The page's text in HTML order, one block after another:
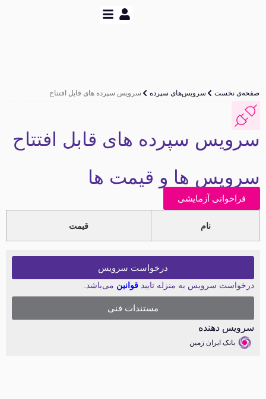
نخست سرویس‌های سپرده سرویس سپرده های قابل افتتاح
سپرده های قابل افتتاح
ها و قیمت ها
فراخوانی آزمایشی
قیمت
درخواست سرویس
درخواست سرویس به منزله تاییدقوانین می‌باشد.
مستندات فنی
سرویس دهنده
بانک ایران زمین